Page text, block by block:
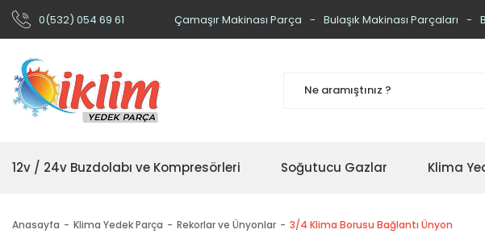
0(532) 054 69 61 Çamaşır Makinası Parça Bulaşık Makinası Parçaları
12v / 24v Buzdolabı ve Kompresörleri Soğutucu Gazlar Klima
Anasayfa Klima Yedek Parça Rekorlar ve Ünyonlar 3/4 Klima Borusu Bağlantı Ünyon